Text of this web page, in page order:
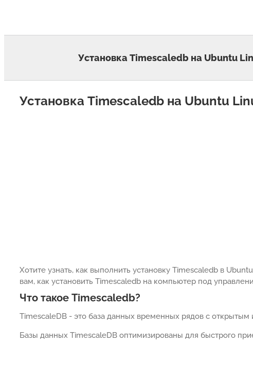
Установка Timescaledb на Ubuntu
Установка Timescaledb на Ubuntu
Хотите узнать, как выполнить установку Timescaledb в
вам, как установить Timescaledb на компьютер под
Что такое Timescaledb?
TimescaleDB - это база данных временных рядов с
Базы данных TimescaleDB оптимизированы для быстрого